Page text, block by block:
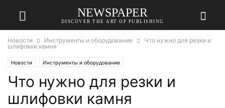
NEWSPAPER
DISCOVER THE ART OF PUBLISHING
Новости Инструменты и оборудование
Что нужно для резки и
шлифовки камня
Новости Инструменты и оборудование
Что нужно для резки и
шлифовки камня